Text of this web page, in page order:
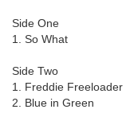
Side One
1. So What
Side Two
1. Freddie Freeloader
2. Blue in Green